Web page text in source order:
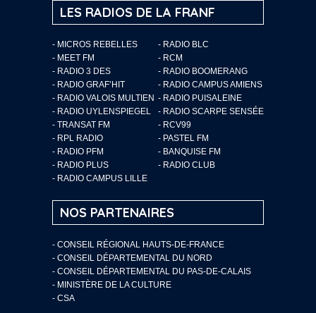
LES RADIOS DE LA FRANF
- MICROS REBELLES
- RADIO BLC
- MEET FM
- RCM
- RADIO 3 DES
- RADIO BOOMERANG
- RADIO GRAF’HIT
- RADIO CAMPUS AMIENS
- RADIO VALOIS MULTIEN - RADIO PUISALEINE
- RADIO UYLENSPIEGEL
- RADIO SCARPE SENSÉE
- TRANSAT FM
- RCV99
- RPL RADIO
- PASTEL FM
- RADIO PFM
- BANQUISE FM
- RADIO PLUS
- RADIO CLUB
- RADIO CAMPUS LILLE
NOS PARTENAIRES
- CONSEIL RÉGIONAL HAUTS-DE-FRANCE
- CONSEIL DÉPARTEMENTAL DU NORD
- CONSEIL DÉPARTEMENTAL DU PAS-DE-CALAIS
- MINISTÈRE DE LA CULTURE
- CSA